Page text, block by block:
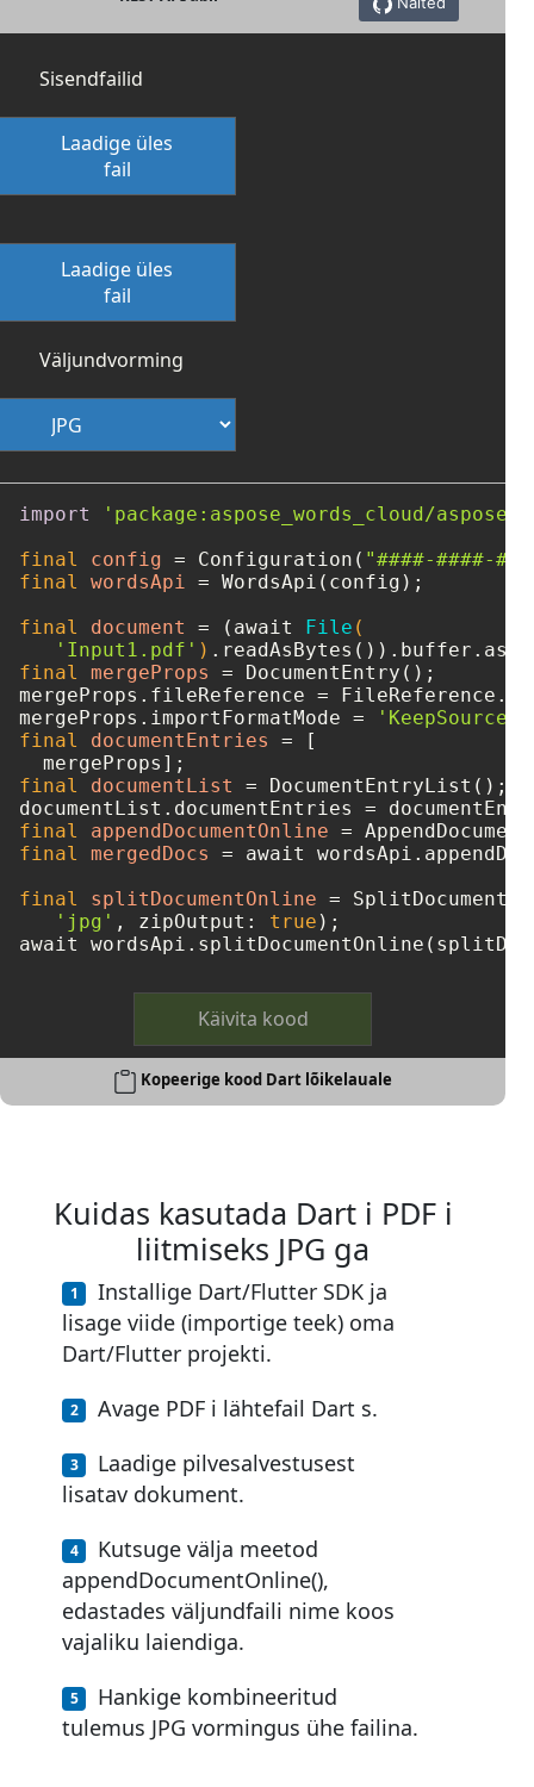
Sisendfailid
Laadige üles
fail
Laadige üles
fail
Väljundvorming
import
'package:aspose_words_cloud/
final
config = Configuration( "####-####-
final
wordsApi = WordsApi(config);
final
document = (await File (
'Input1.pdf' )
final
mergeProps = DocumentEntry();
mergeProps.fileReference =
mergeProps.importFormatMode =
final
documentEntries = [
final
documentList = DocumentEntryList();
final
appendDocumentOnline =
final
mergedDocs = await
final
splitDocumentOnline =
'jpg' , zipOutput: true );
Käivita kood
Kopeerige kood Dart lõikelauale
Kuidas kasutada Dart i PDF i
liitmiseks JPG ga
Installige Dart/Flutter SDK ja
lisage viide (importige teek) oma
Dart/Flutter projekti.
Avage PDF i lähtefail Dart s.
Laadige pilvesalvestusest
lisatav dokument.
Kutsuge välja meetod
appendDocumentOnline(),
edastades väljundfaili nime koos
vajaliku laiendiga.
Hankige kombineeritud
tulemus JPG vormingus ühe failina.